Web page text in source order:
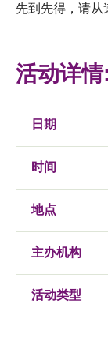
先到先得，请从
活动详情:
日期
时间
地点
主办机构
活动类型